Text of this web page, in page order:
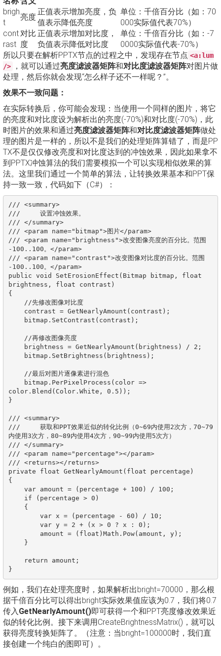
brigh
t
亮度
正值表示增加亮度，负
值表示降低亮度
单位：千倍百分比（如：70
000实际值代表70%）
cont
rast
对比
度
正值表示增加对比度，
负值表示降低对比度
单位：千倍百分比（如：-7
0000实际值代表-70%）
所以只要在解析PPTX节点的过程之中，发现存在节点 <a:lum
/>
，就可以通过亮度滤波器矩阵和对比度滤波器矩阵对图片做
处理，然后你就会发现“怎么样子还不一样呢？”。
效果不一致问题：
在实际转换后，你可能会发现：当使用一个同样的图片，将它
的亮度和对比度设为解析出的亮度(-70%)和对比度(-70%)，此
时图片的效果和通过亮度滤波器矩阵和对比度滤波器矩阵做处
理的图片是一样的，所以不是我们的处理矩阵算错了，而是PP
TX不是仅仅修改亮度和对比度达到的冲蚀效果，因此如果拿不
到PPTX冲蚀算法的我们需要模拟一个可以实现相似效果的算
法。这里我们通过一个简单的算法，让转换效果基本和PPT保
持一致一致，代码如下（C#）：
/// <summary>
///     设置冲蚀效果。
/// </summary>
/// <param name="bitmap">图片</param>
/// <param name="brightness">改变图像亮度的百分比。范围
-100..100。</param>
/// <param name="contrast">改变图像对比度的百分比。范围
-100..100。</param>
public void SetErosionEffect(Bitmap bitmap, float
brightness, float contrast)
{
color.Blend(Color.White, 0.5));
}
/// <summary>
///     获取和PPT效果近似的转化比例（0~69内使用2次方，70~79
内使用3次方，80~89内使用4次方，90~99内使用5次方）
/// </summary>
/// <param name="percentage"></param>
/// <returns></returns>
private float GetNearlyAmount(float percentage)
{
例如，我们在处理亮度时，如果解析出bright=70000，那么根
据千倍百分比可以得出bright实际效果值应该为0.7，我们将0.7
传入 GetNearlyAmount()即可获得一个和PPT亮度修改效果近
似的转化比例。接下来调用CreateBrightnessMatrix()，就可以
获得亮度转换矩阵了。（注意：当bright=100000时，我们直
接创建一个纯白的图即可）。